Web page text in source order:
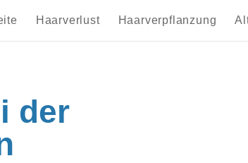
Haarverlust Haarverpflanzung
der